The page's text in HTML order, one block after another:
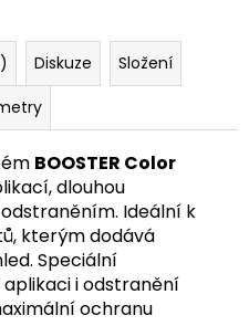
Diskuze
Složení
BOOSTER Color
dlouhou
Ideální k
kterým dodává
Speciální
i odstranění
ochranu